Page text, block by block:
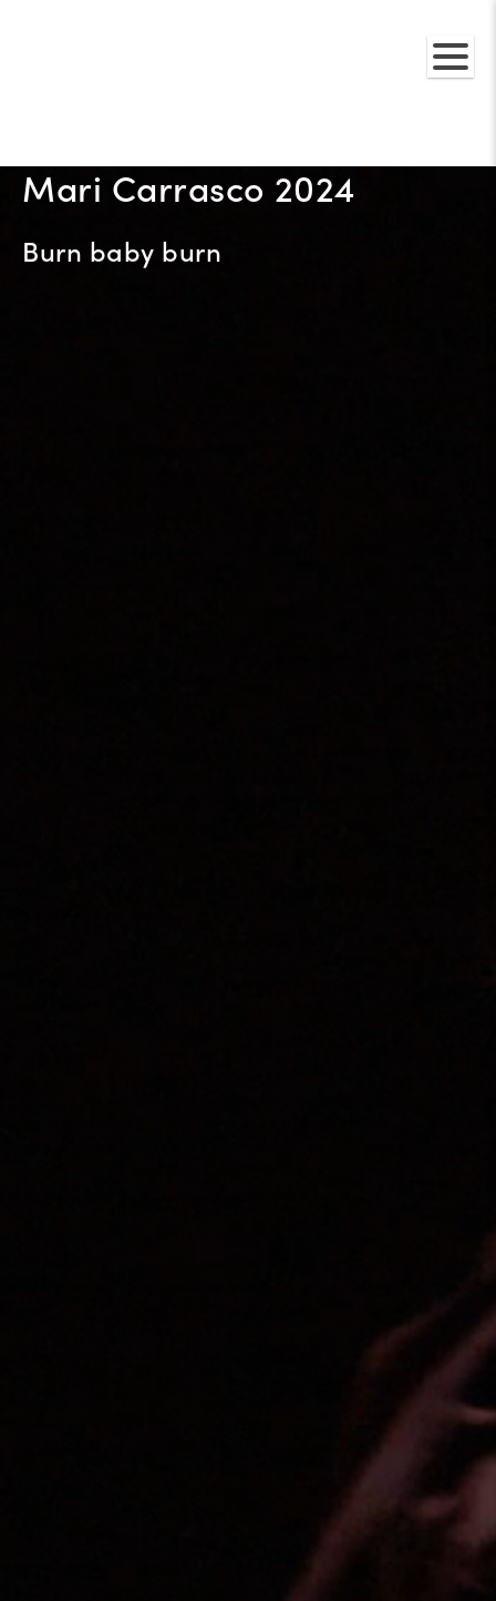
Mari Carrasco 2024
Burn baby burn